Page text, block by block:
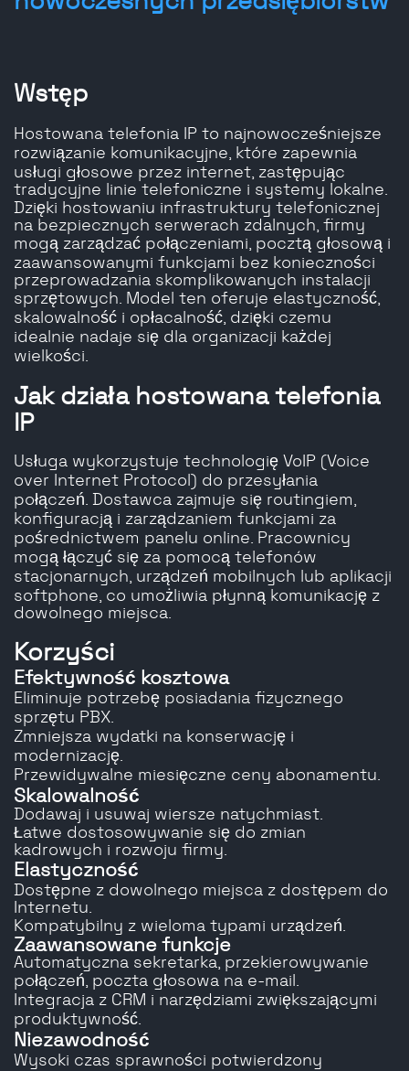
Wstęp
Hostowana telefonia IP to najnowocześniejsze
rozwiązanie komunikacyjne, które zapewnia
usługi głosowe przez internet, zastępując
tradycyjne linie telefoniczne i systemy lokalne.
Dzięki hostowaniu infrastruktury telefonicznej
na bezpiecznych serwerach zdalnych, firmy
mogą zarządzać połączeniami, pocztą głosową i
zaawansowanymi funkcjami bez konieczności
przeprowadzania skomplikowanych instalacji
sprzętowych. Model ten oferuje elastyczność,
skalowalność i opłacalność, dzięki czemu
idealnie nadaje się dla organizacji każdej
wielkości.
Jak działa hostowana telefonia
IP
Usługa wykorzystuje technologię VoIP (Voice
over Internet Protocol) do przesyłania
połączeń. Dostawca zajmuje się routingiem,
konfiguracją i zarządzaniem funkcjami za
pośrednictwem panelu online. Pracownicy
mogą łączyć się za pomocą telefonów
stacjonarnych, urządzeń mobilnych lub aplikacji
softphone, co umożliwia płynną komunikację z
dowolnego miejsca.
Korzyści
Efektywność kosztowa
Eliminuje potrzebę posiadania fizycznego
sprzętu PBX.
Zmniejsza wydatki na konserwację i
modernizację.
Przewidywalne miesięczne ceny abonamentu.
Skalowalność
Dodawaj i usuwaj wiersze natychmiast.
Łatwe dostosowywanie się do zmian
kadrowych i rozwoju firmy.
Elastyczność
Dostępne z dowolnego miejsca z dostępem do
Internetu.
Kompatybilny z wieloma typami urządzeń.
Zaawansowane funkcje
Automatyczna sekretarka, przekierowywanie
połączeń, poczta głosowa na e-mail.
Integracja z CRM i narzędziami zwiększającymi
produktywność.
Niezawodność
Wysoki czas sprawności potwierdzony